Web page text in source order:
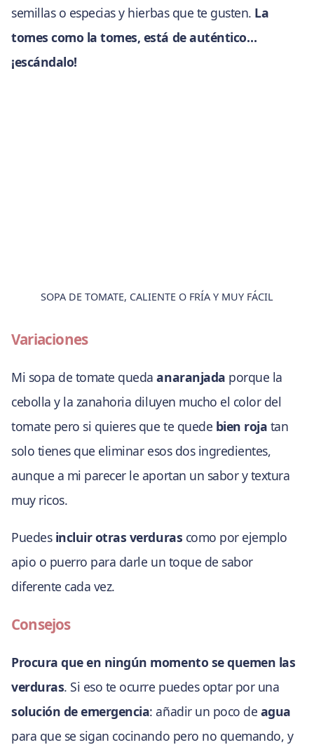
semillas o especias y hierbas que te gusten. La
tomes como la tomes, está de auténtico…
¡escándalo!
SOPA DE TOMATE, CALIENTE O FRÍA Y MUY FÁCIL
Variaciones
Mi sopa de tomate quedaanaranjada porque la
cebolla y la zanahoria diluyen mucho el color del
tomate pero si quieres que te quede bien roja tan
solo tienes que eliminar esos dos ingredientes,
aunque a mi parecer le aportan un sabor y textura
muy ricos.
Puedes incluir otras verduras como por ejemplo
apio o puerro para darle un toque de sabor
diferente cada vez.
Consejos
Procura que en ningún momento se quemen las
verduras. Si eso te ocurre puedes optar por una
solución de emergencia: añadir un poco de agua
para que se sigan cocinando pero no quemando, y